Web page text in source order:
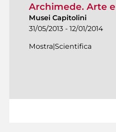
Archimede. Arte
Musei Capitolini
31/05/2013 - 12/01/2014
Mostra|Scientifica